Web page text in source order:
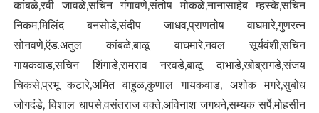
कांबळे,रवी जावळे,सचिन गंगावणे,संतोष मोकळे,नानासाहेब म्हस्के,सचिन
निकम,मिलिंद बनसोडे,संदीप जाधव,प्राणतोष वाघमारे,गुणरत्न
सोनवणे,ऍड.अतुल कांबळे,बाळू वाघमारे,नवल सूर्यवंशी,सचिन
गायकवाड,सचिन शिंगाडे,रामराव नरवडे,बाळू दाभाडे,खोब्रागडे,संजय
चिकसे,प्रभू कटारे,अमित वाहुळ,कुणाल गायकवाड, अशोक मगरे,सुबोध
जोगदंडे, विशाल धापसे,वसंतराज वक्ते,अविनाश जगधने,सम्यक सर्पे,मोहसीन